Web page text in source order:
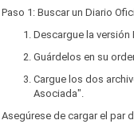
Paso 1: Buscar un Diario
Descargue la versión
Guárdelos en su
Cargue los dos
Asociada".
Asegúrese de cargar el par